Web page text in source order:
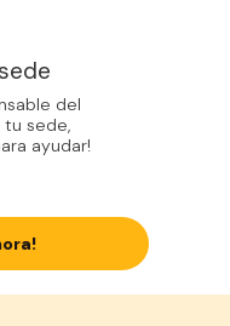
del
sede,
ayudar!